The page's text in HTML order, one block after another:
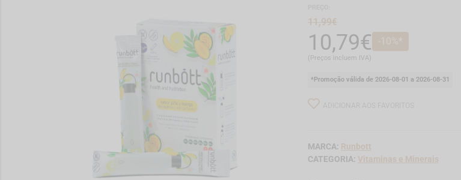
11,99€
10,79€ -10%*
(Preços incluem IVA)
*Promoção válida de 2026-08-01 a 2026-08-31
MARCA: Runbott
CATEGORIA: Vitaminas e Minerais